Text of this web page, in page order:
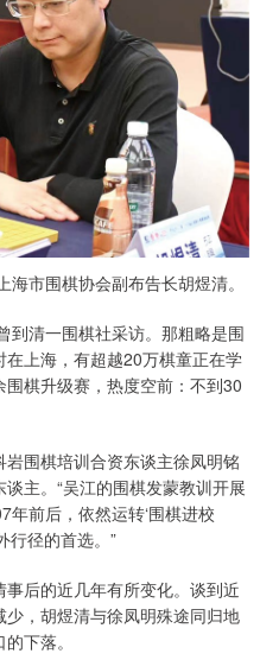
市围棋协会副布告长胡煜清。
清一围棋社采访。那粗略是围
上海，有超越20万棋童正在学
棋升级赛，热度空前：不到30
围棋培训合资东谈主徐凤明铭
主。“吴江的围棋发蒙教训开展
前后，依然运转‘围棋进校
行径的首选。”
后的近几年有所变化。谈到近
，胡煜清与徐凤明殊途同归地
下落。